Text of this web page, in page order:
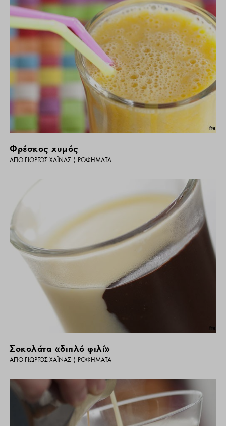
Φρέσκος χυμός
ΑΠΌ ΓΙΏΡΓΟΣ ΧΑΪΝΆΣ | ΡΟΦΉΜΑΤΑ
Σοκολάτα «διπλό φιλί»
ΑΠΌ ΓΙΏΡΓΟΣ ΧΑΪΝΆΣ | ΡΟΦΉΜΑΤΑ